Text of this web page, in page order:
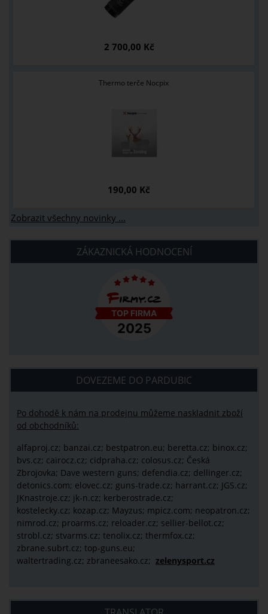
2 700,00 Kč
Thermo terče Nocpix
190,00 Kč
Zobrazit všechny novinky ...
ZÁKAZNICKÁ HODNOCENÍ
DOVEZEME DO PARDUBIC
Po dohodě k nám na prodejnu můžeme naskladnit zboží
od obchodníků:
alfaproj.cz; banzai.cz; bestpatron.eu; beretta.cz; binox.cz;
bvs.cz; cairocz.cz; cidpraha.cz; colosus.cz; Česká
Zbrojovka; Dave western guns; defendia.cz; dellinger.cz;
detonics.com; elovec.cz; guns-trade.cz; harrant.cz; JGS.cz;
JKnastroje.cz; jk-n.cz; kerberostrade.cz;
kostelecky.cz; kozap.cz; Mayzus; mpicz.com; neopatron.cz;
nimrod.cz; proarms.cz; reloader.cz; sellier-bellot.cz;
strobl.cz; stvarms.cz; tenolix.cz; thermfox.cz;
zbrane.subrt.cz; top-guns.eu;
waltertrading.cz; zbraneesako.cz; zelenysport.cz